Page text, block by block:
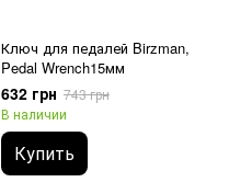
Ключ для педалей Birzman,
Pedal Wrench15мм
632 грн 743 грн
В наличии
Купить